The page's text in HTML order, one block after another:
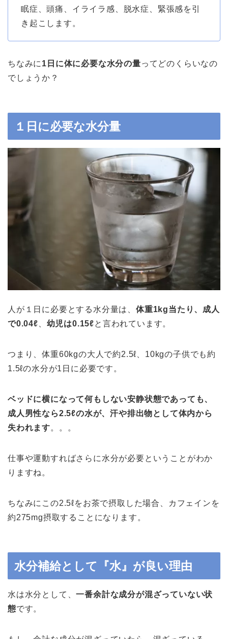
眠症、頭痛、イライラ感、脱水症、緊張感を引
き起こします。
ちなみに 1日に体に必要な水分の量ってどのくらいなの
でしょうか？
１日に必要な水分量
人が１日に必要とする水分量は、 体重1kg当たり、成人
で0.04ℓ
幼児は0.15ℓと言われています。
つまり、体重60kgの大人で約2.5ℓ、10kgの子供でも約
1.5ℓの水分が1日に必要です。
ベッドに横になって何もしない安静状態であっても、
成人男性なら2.5ℓの水が、汗や排出物として体内から
失われます。。。
仕事や運動すればさらに水分が必要ということがわか
りますね。
ちなみにこの2.5ℓをお茶で摂取した場合、カフェインを
約275mg摂取することになります。
水分補給として『水』が良い理由
水は水分として、一番余計な成分が混ざっていない状
態です。